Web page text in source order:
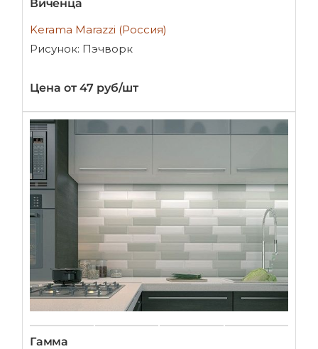
Виченца
Kerama Marazzi (Россия)
Рисунок: Пэчворк
Цена от 47 руб/шт
Гамма